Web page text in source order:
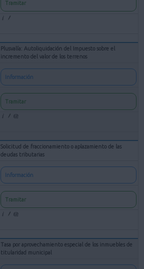
Tramitar
Plusvalía: Autoliquidación del Impuesto sobre el
incremento del valor de los terrenos
Información
Tramitar
Solicitud de fraccionamiento o aplazamiento de las
deudas tributarias
Información
Tramitar
Tasa por aprovechamiento especial de los inmuebles de
titularidad municipal